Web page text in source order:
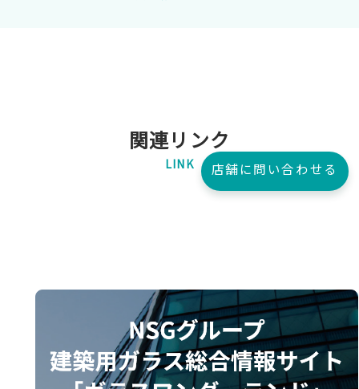
関連リンク
LINK 店舗に問い合わせる